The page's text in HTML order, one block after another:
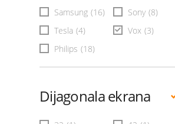
Samsung (16) Sony (8)
Tesla (4) Vox (3)
Philips (18)
Dijagonala ekrana